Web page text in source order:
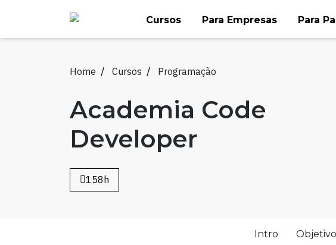
content
Cursos Para Empresas Para
Home Cursos Programação
Academia Code
Developer
158h
Intro